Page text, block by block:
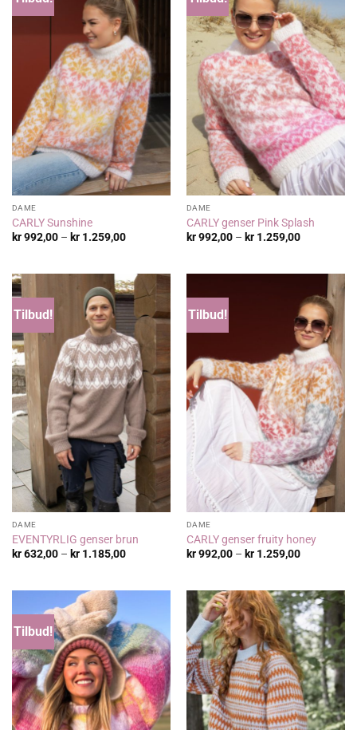
DAME
CARLY Sunshine
kr992,00 – kr1.259,00Prisområde:
DAME
CARLY genser Pink Splash
kr992,00 – kr1.259,00
Tilbud!
DAME
EVENTYRLIG genser brun
kr632,00 – kr1.185,00Prisområde:
Tilbud!
DAME
CARLY genser fruity honey
kr992,00 – kr1.259,00
Tilbud!